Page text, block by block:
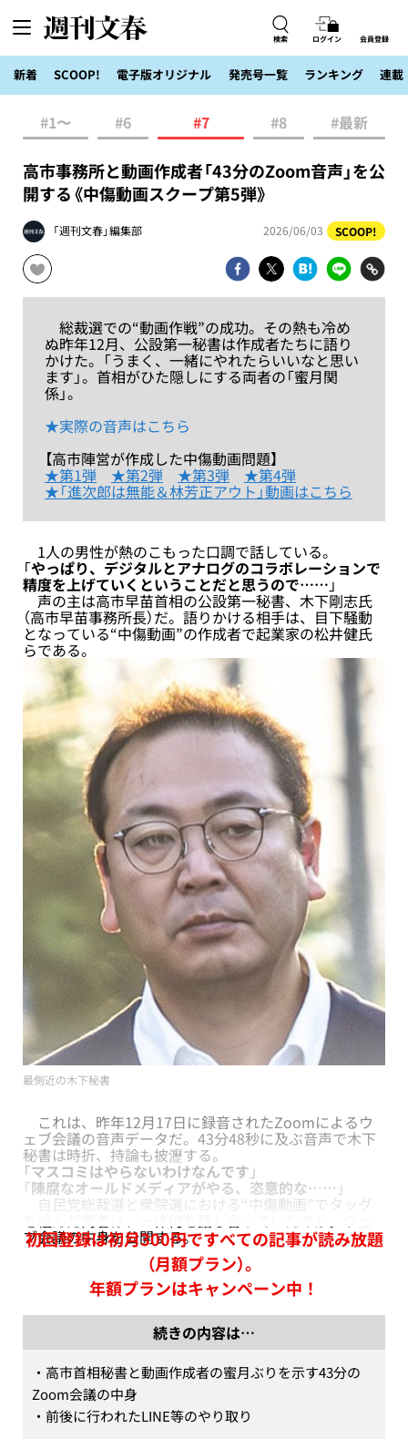
検索 ログイン 会員登録
新着 SCOOP! 電子版オリジナル 発売号一覧 ランキング 連載
#1〜 #6 #7 #8 #最新
高市事務所と動画作成者「43分のZoom音声」を公
開する《中傷動画スクープ第5弾》
「週刊文春」編集部 2026/06/03 SCOOP!
総裁選での“動画作戦”の成功。その熱も冷め
ぬ昨年12月、公設第一秘書は作成者たちに語り
かけた。「うまく、一緒にやれたらいいなと思い
ます」。首相がひた隠しにする両者の「蜜月関
係」。
★実際の音声はこちら
【高市陣営が作成した中傷動画問題】
★第1弾 ★第2弾 ★第3弾 ★第4弾
★「進次郎は無能＆林芳正アウト」動画はこちら
1人の男性が熱のこもった口調で話している。
「やっぱり、デジタルとアナログのコラボレーションで
精度を上げていくということだと思うので…… 」
声の主は高市早苗首相の公設第一秘書、木下剛志氏
（高市早苗事務所長）だ。語りかける相手は、目下騒動
となっている“中傷動画”の作成者で起業家の松井健氏
らである。
最側近の木下秘書
これは、昨年12月17日に録音されたZoomによるウ
ェブ会議の音声データだ。43分48秒に及ぶ音声で木下
秘書は時折、持論も披瀝する。
「マスコミはやらないわけなんです 」
「陳腐なオールドメディアがやる、恣意的な…… 」
自民党総裁選と衆院選における“中傷動画”でタッグ
ブ会議の中身を公開する。
初回登録は初月300円ですべての記事が読み放題
（月額プラン）。
年額プランはキャンペーン中！
続きの内容は…
・高市首相秘書と動画作成者の蜜月ぶりを示す43分の
Zoom会議の中身
・前後に行われたLINE等のやり取り